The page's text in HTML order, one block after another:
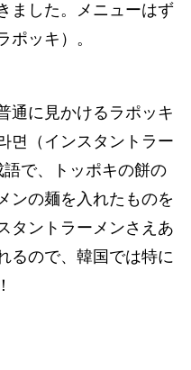
ました。メニューはず
ポッキ）。
通に見かけるラポッキ
면
（インスタントラー
語で、トッポキの餅の
ンの麺を入れたものを
タントラーメンさえあ
るので、韓国では特に